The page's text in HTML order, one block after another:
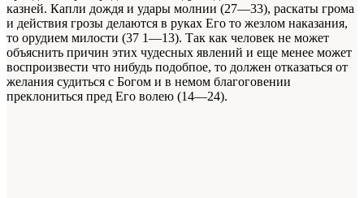
казней. Капли дождя и удары молнии (27—33), раскаты грома
и действия грозы делаются в руках Его то жезлом наказания,
то орудием милости (37 1—13). Так как человек не может
объяснить причин этих чудесных явлений и еще менее может
воспроизвести что нибудь подобпое, то дол­жен отказаться от
желания судиться с Богом и в немом благоговении
преклониться пред Его волею (14—24).